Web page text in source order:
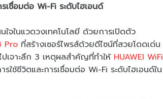
เชื่อมต่อ Wi-Fi ระดับไฮเอนด์
จในแวดวงเทคโนโลยี ด้วยการเปิดตัว
Pro ที่สร้างเซอร์ไพรส์ด้วยดีไซน์ที่สวยโดดเด่น
เจาะลึก 3 เหตุผลสำคัญที่ทำให้ HUAWEI WiFi
ใช้ชีวิตและการเชื่อมต่อ Wi-Fi ระดับไฮเอนด์ใน